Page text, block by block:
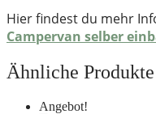
Hier findest du mehr
Campervan selber
Ähnliche Produkte
Angebot!